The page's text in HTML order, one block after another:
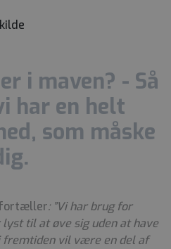
i maven? - Så
har en helt
som måske
fortæller: ”Vi har brug for
til at øve sig uden at have
fremtiden vil være en del af